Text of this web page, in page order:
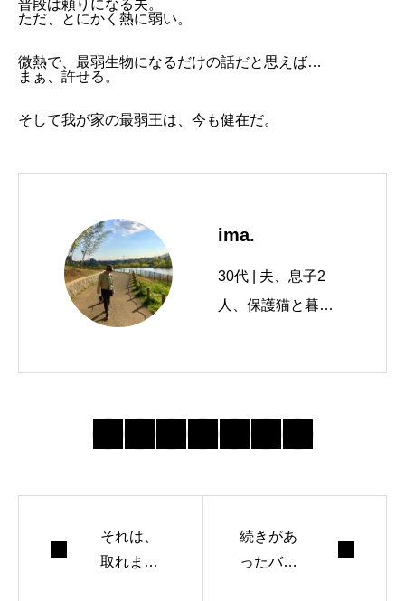
普段は頼りになる夫。
ただ、とにかく熱に弱い。
微熱で、最弱生物になるだけの話だと思えば…
まぁ、許せる。
そして我が家の最弱王は、今も健在だ。
ima.
30代 | 夫、息子2
人、保護猫と暮ら
る。在宅での仕事
に魅力を感じ、ラ
ザークラフト、ガ
ラス彫刻など…引
それは、
取れませ
続きがあ
ったバレ